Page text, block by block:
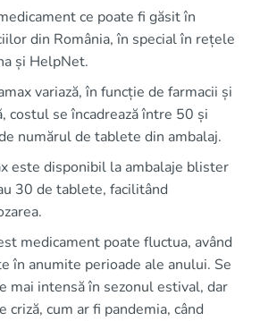
ce poate fi găsit în
din România, în special în rețele
și HelpNet.
variază, în funcție de farmacii și
costul se încadrează între 50 și
numărul de tablete din ambalaj.
este disponibil la ambalaje blister
30 de tablete, facilitând
medicament poate fluctua, având
în anumite perioade ale anului. Se
mai intensă în sezonul estival, dar
criză, cum ar fi pandemia, când